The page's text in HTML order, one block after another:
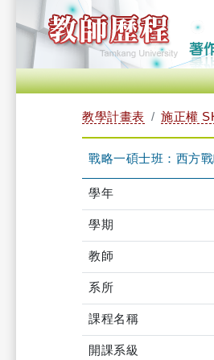
教學計畫表 施正權
戰略一碩士班：西方
學年
學期
教師
系所
課程名稱
開課系級